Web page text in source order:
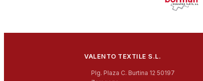
VALENTO TEXTILE S.L.
Plg. Plaza C. Burtina 12 50197